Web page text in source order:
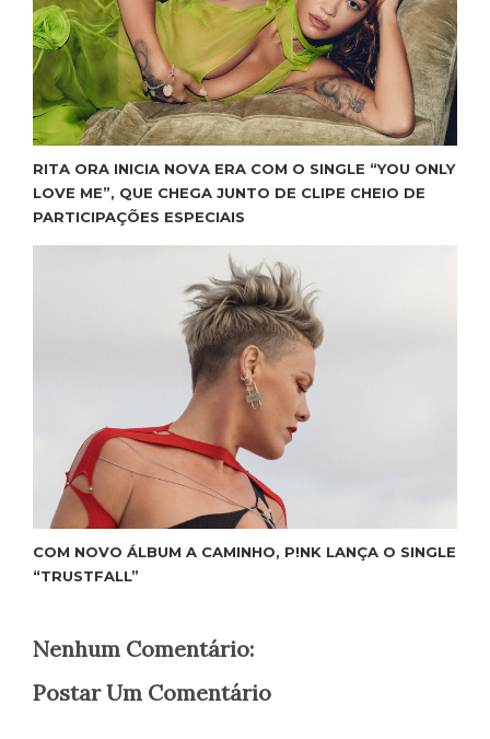
RITA ORA INICIA NOVA ERA COM O SINGLE “YOU ONLY
LOVE ME”, QUE CHEGA JUNTO DE CLIPE CHEIO DE
PARTICIPAÇÕES ESPECIAIS
COM NOVO ÁLBUM A CAMINHO, P!NK LANÇA O SINGLE
“TRUSTFALL”
Nenhum Comentário:
Postar Um Comentário